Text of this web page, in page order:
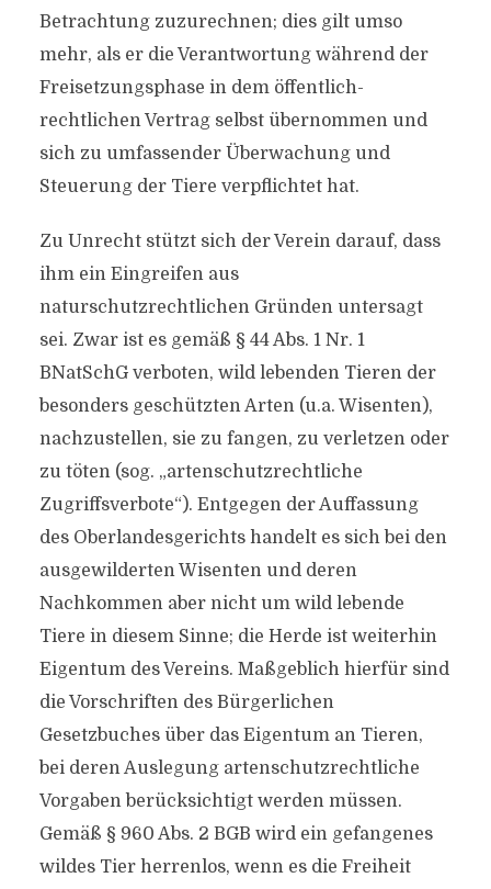
Betrachtung zuzurechnen; dies gilt umso
mehr, als er die Verantwortung während der
Freisetzungsphase in dem öffentlich-
rechtlichen Vertrag selbst übernommen und
sich zu umfassender Überwachung und
Steuerung der Tiere verpflichtet hat.
Zu Unrecht stützt sich der Verein darauf, dass
ihm ein Eingreifen aus
naturschutzrechtlichen Gründen untersagt
sei. Zwar ist es gemäß § 44 Abs. 1 Nr. 1
BNatSchG verboten, wild lebenden Tieren der
besonders geschützten Arten (u.a. Wisenten),
nachzustellen, sie zu fangen, zu verletzen oder
zu töten (sog. „artenschutzrechtliche
Zugriffsverbote“). Entgegen der Auffassung
des Oberlandesgerichts handelt es sich bei den
ausgewilderten Wisenten und deren
Nachkommen aber nicht um wild lebende
Tiere in diesem Sinne; die Herde ist weiterhin
Eigentum des Vereins. Maßgeblich hierfür sind
die Vorschriften des Bürgerlichen
Gesetzbuches über das Eigentum an Tieren,
bei deren Auslegung artenschutzrechtliche
Vorgaben berücksichtigt werden müssen.
Gemäß § 960 Abs. 2 BGB wird ein gefangenes
wildes Tier herrenlos, wenn es die Freiheit